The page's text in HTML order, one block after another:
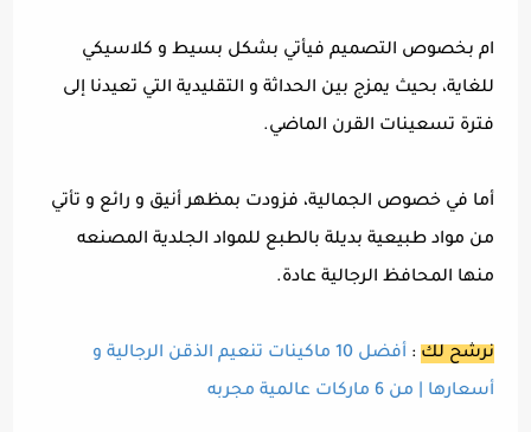
ام بخصوص التصميم فيأتي بشكل بسيط و كلاسيكي
للغاية، بحيث يمزج بين الحداثة و التقليدية التي تعيدنا إلى
فترة تسعينات القرن الماضي.
أما في خصوص الجمالية، فزودت بمظهر أنيق و رائع و تأتي
من مواد طبيعية بديلة بالطبع للمواد الجلدية المصنعه
منها المحافظ الرجالية عادة.
نرشح لك :
أفضل 10 ماكينات تنعيم الذقن الرجالية و
أسعارها | من 6 ماركات عالمية مجربه